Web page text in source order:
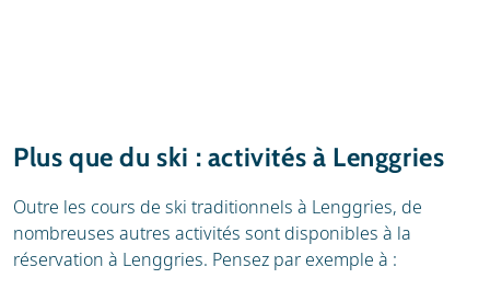
Plus que du ski : activités à Lenggries
Outre les cours de ski traditionnels à Lenggries, de
nombreuses autres activités sont disponibles à la
réservation à Lenggries. Pensez par exemple à :